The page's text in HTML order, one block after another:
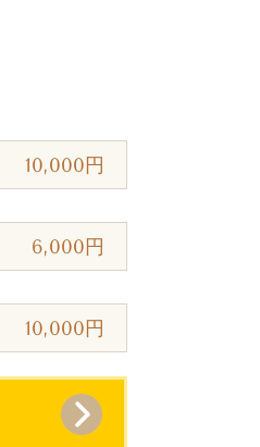
10,000円
6,000円
10,000円